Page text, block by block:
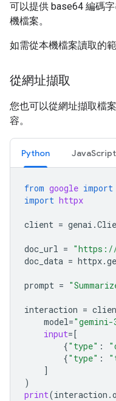
可以提供 base64 編碼
機檔案。
如需從本機檔案讀取的
從網址擷取
您也可以從網址擷取檔
容。
Python JavaScript
from google import
import httpx
client = genai .
doc_url = "https://
doc_data = httpx.
prompt =
interaction =
model=
input=[
{"type" :
{"type" :
]
)
print(interaction .